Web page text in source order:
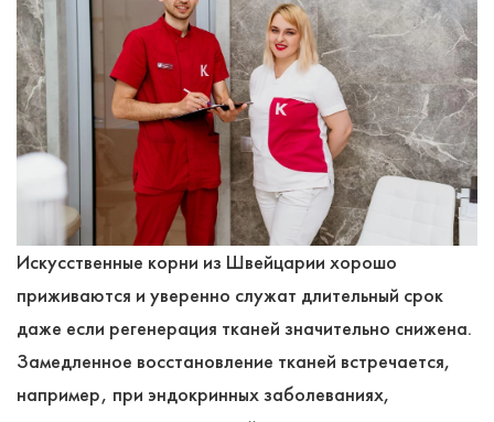
Искусственные корни из Швейцарии хорошо
приживаются и уверенно служат длительный срок
даже если регенерация тканей значительно снижена.
Замедленное восстановление тканей встречается,
например, при эндокринных заболеваниях,